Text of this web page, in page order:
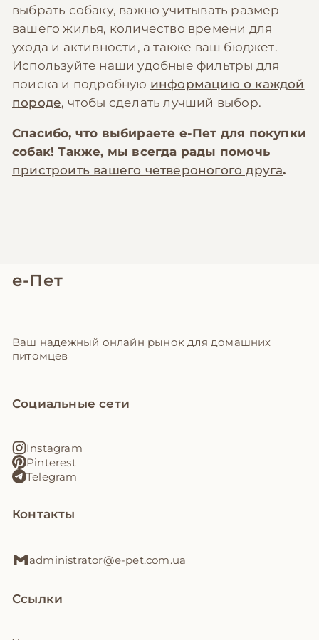
выбрать собаку, важно учитывать размер
вашего жилья, количество времени для
ухода и активности, а также ваш бюджет.
Используйте наши удобные фильтры для
поиска и подробную информацию о каждой
породе, чтобы сделать лучший выбор.
Спасибо, что выбираете е-Пет для покупки
собак! Также, мы всегда рады помочь
пристроить вашего четвероногого друга.
е-Пет
Ваш надежный онлайн рынок для домашних
питомцев
Социальные сети
Instagram
Pinterest
Telegram
Контакты
administrator@e-pet.com.ua
Ссылки